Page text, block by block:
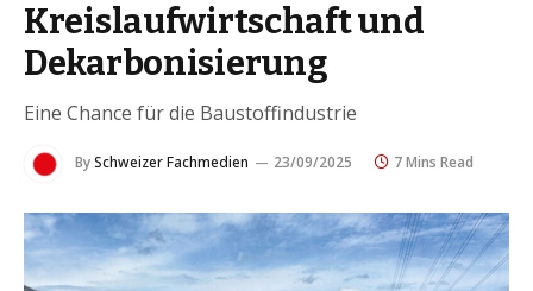
Kreislaufwirtschaft und
Dekarbonisierung
Eine Chance für die Baustoffindustrie
BySchweizer Fachmedien 23/09/2025 7 Mins Read